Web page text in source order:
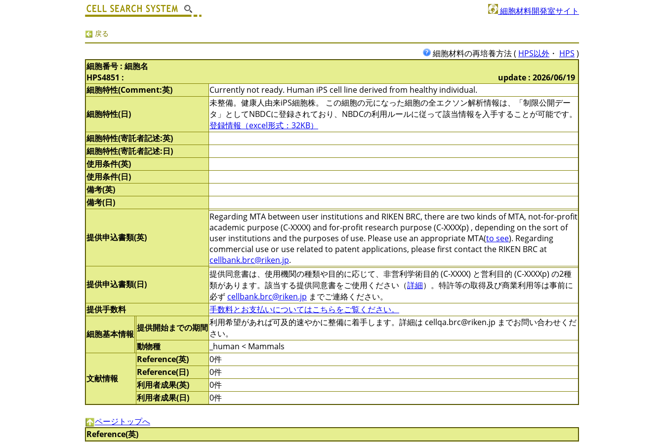
細胞材料開発室サイト
戻る
細胞材料の再培養方法 ( HPS以外 ・ HPS )
細胞番号 : 細胞名
HPS4851 :
update : 2026/06/19
細胞特性(Comment:英)
Currently not ready. Human iPS cell line derived from healthy individual.
細胞特性(日)
未整備。健康人由来iPS細胞株。 この細胞の元になった細胞の全エクソン解析情報は、「制限公開デー
タ」としてNBDCに登録されており、NBDCの利用ルールに従って該当情報を入手することが可能です。
登録情報（excel形式：32KB）
細胞特性(寄託者記述:英)
細胞特性(寄託者記述:日)
使用条件(英)
使用条件(日)
備考(英)
備考(日)
提供申込書類(英)
Regarding MTA between user institutions and RIKEN BRC, there are two kinds of MTA, not-for-profit
academic purpose (C-XXXX) and for-profit research purpose (C-XXXXp) , depending on the sort of
user institutions and the purposes of use. Please use an appropriate MTA(to see). Regarding
commercial use or use related to patent applications, please first contact the RIKEN BRC at
cellbank.brc@riken.jp.
提供申込書類(日)
提供同意書は、使用機関の種類や目的に応じて、非営利学術目的 (C-XXXX) と営利目的 (C-XXXXp) の2種
類があります。該当する提供同意書をご使用ください（詳細）。特許等の取得及び商業利用等は事前に
必ず cellbank.brc@riken.jp までご連絡ください。
提供手数料
手数料とお支払いについてはこちらをご覧ください。
細胞基本情報
提供開始までの期間利用希望があれば可及的速やかに整備に着手します。詳細は cellqa.brc@riken.jp までお問い合わせくだ
さい。
動物種
_human < Mammals
文献情報
Reference(英)
0件
Reference(日)
0件
利用者成果(英)
0件
利用者成果(日)
0件
ページトップへ
Reference(英)